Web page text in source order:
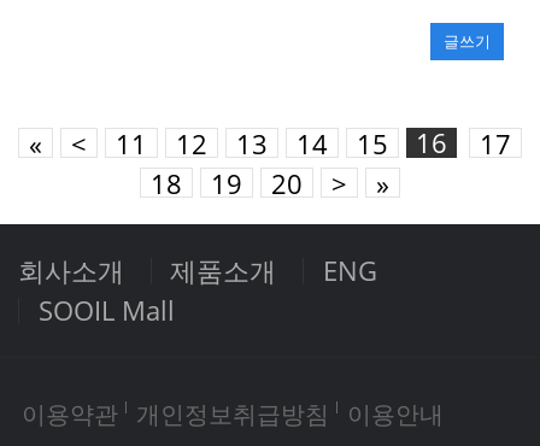
글쓰기
« < 11 12 13 14 15 16
17
18
19 20 > »
회사소개 제품소개
ENG
SOOIL Mall
이용약관 개인정보취급방침
이용안내